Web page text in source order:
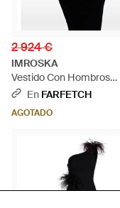
2 924 €
IMROSKA
Vestido Con Hombros
Descubiertos - Negro
En FARFETCH
AGOTADO